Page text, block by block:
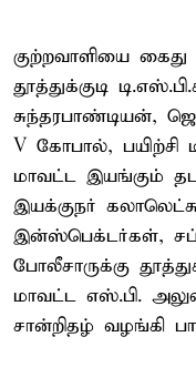
குற்றவாளியை கைது
தூத்துக்குடி
சுந்தரபாண்டியன்,
V கோபால், பயிற்சி
மாவட்ட இயங்கும்
இயக்குநர்
இன்ஸ்பெக்டர்கள்,
போலீசாருக்கு
மாவட்ட எஸ்.பி.
சான்றிதழ் வழங்கி